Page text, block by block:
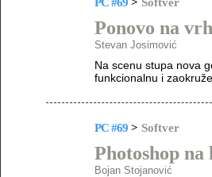
Ponovo na
Stevan Josimović
Na scenu stupa nova
funkcionalnu i
PC #69 > Softver
Photoshop na
Bojan Stojanović